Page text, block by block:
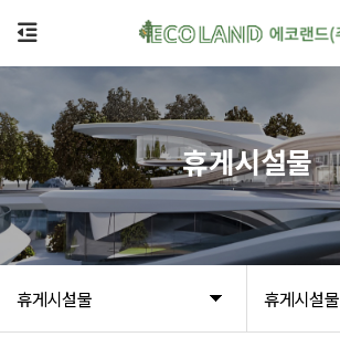
휴게시설물 휴게시설물
휴게시설물